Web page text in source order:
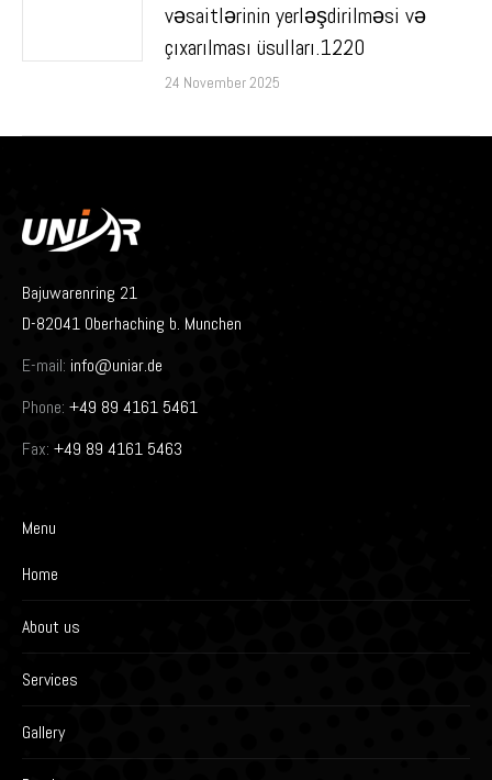
vəsaitlərinin yerləşdirilməsi və
çıxarılması üsulları.1220
24 November 2025
Bajuwarenring 21
D-82041 Oberhaching b. Munchen
E-mail: info@uniar.de
Phone: +49 89 4161 5461
Fax: +49 89 4161 5463
Menu
Home
About us
Services
Gallery